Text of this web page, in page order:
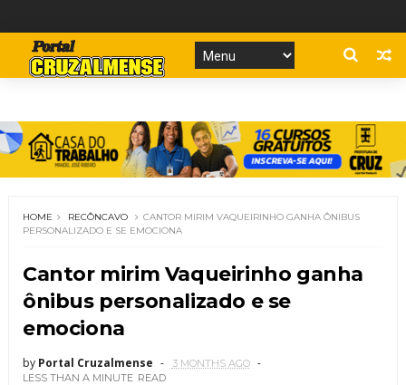
HOME RECÔNCAVO
CANTOR MIRIM VAQUEIRINHO GANHA ÔNIBUS
PERSONALIZADO E SE EMOCIONA
Cantor mirim Vaqueirinho ganha
ônibus personalizado e se
emociona
by Portal Cruzalmense
3 MONTHS AGO
LESS THAN A MINUTE READ